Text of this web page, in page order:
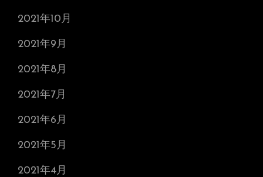
2021年10月
2021年9月
2021年8月
2021年7月
2021年6月
2021年5月
2021年4月